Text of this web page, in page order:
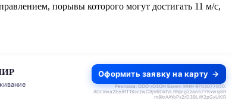
порывы которого могут достигать 11 м/с,
Оформить заявку на карту
Реклама. ООО «ОЗОН Банк». ИНН 9703077050.
ADLVwa2EeAfT1KcczwC8jV6DkfVLRNjng2zan577Kxwsj6R
m8krAAYoPx2rD39LW2pGxUKiR